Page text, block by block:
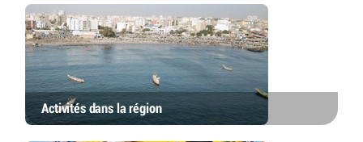
Activités dans la région